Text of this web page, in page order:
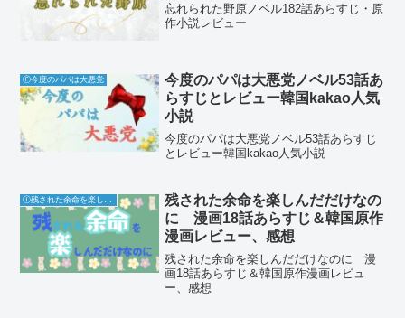
忘れられた野原ノベル182話あらすじ・原
作小説レビュー
Ⓕ今度のパパは大悪党
今度のパパは大悪党ノベル53話あ
らすじとレビュー韓国kakao人気
小説
今度のパパは大悪党ノベル53話あらすじ
とレビュー韓国kakao人気小説
Ⓘ残された余命を楽しんだだけなのに
残された余命を楽しんだだけなの
に 漫画18話あらすじ＆韓国原作
漫画レビュー、感想
残された余命を楽しんだだけなのに 漫
画18話あらすじ＆韓国原作漫画レビュ
ー、感想